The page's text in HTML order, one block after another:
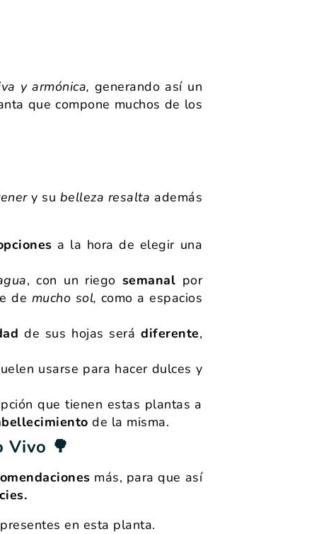
y armónica, generando así un
que compone muchos de los
y su belleza resalta además
a la hora de elegir una
, con un riego semanal por
de mucho sol, como a espacios
de sus hojas será diferente,
usarse para hacer dulces y
que tienen estas plantas a
de la misma.
Vivo 🌳
más, para que así
en esta planta.